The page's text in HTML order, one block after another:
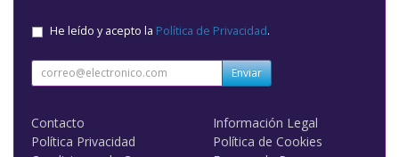
He leído y acepto la Política de Privacidad.
Enviar
Contacto
Información Legal
Política Privacidad
Política de Cookies